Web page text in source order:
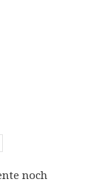
noch